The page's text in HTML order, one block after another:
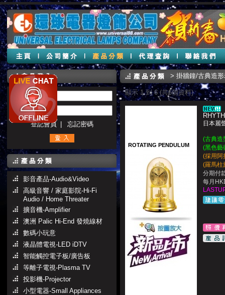
帳號 :
密碼 :
登記會員
忘記密碼
影音產品-Audio&Video
高級音響 / 家庭影院-Hi-Fi
Audio / Home Threater
擴音機-Amplifier
澳洲 Palic Hi-End 發燒線材
數碼小玩意
液晶體電視-LED iDTV
智能觸控電子板/廣告板
等離子電視-Plasma TV
投影機-Projector
小型電器-Small Appliances
>掛牆鐘/古典造
顯示 1 到 6 (共6個資料)
ROTATING PENDULUM
日本麗
(古典造
(黑色藝
(採用阿
(羅馬柱
分期付
每月